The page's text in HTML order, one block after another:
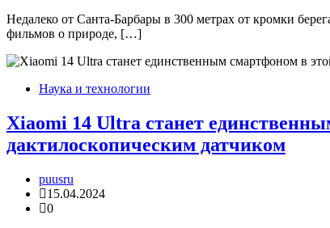
Недалеко от Санта-Барбары в 300 метрах от кромки
фильмов о природе, […]
Наука и технологии
Xiaomi 14 Ultra станет
дактилоскопическим датчиком
puusru
15.04.2024
0